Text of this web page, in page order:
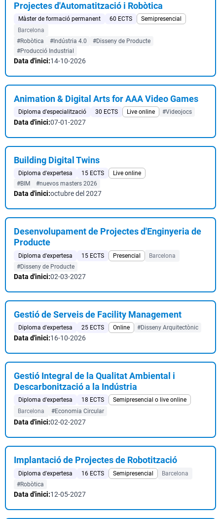
Projectes d'Automatització i Robòtica
Màster de formació permanent 60 ECTS
Semipresencial
Barcelona
#Robòtica
#Indústria 4.0
#Disseny de Producte
#Producció Industrial
Data d'inici:14-10-2026
Animation & Digital Arts for AAA Video Games
Diploma d'especialització 30 ECTS Live online #Videojocs
Data d'inici:07-01-2027
Building Digital Twins
Diploma d'expertesa 15 ECTS
Live online
#BIM
#nuevos masters 2026
Data d'inici:octubre del 2027
Desenvolupament de Projectes d'Enginyeria de
Producte
Diploma d'expertesa 15 ECTS Presencial
Barcelona
#Disseny de Producte
Data d'inici:02-03-2027
Gestió de Serveis de Facility Management
Diploma d'expertesa 25 ECTS Online #Disseny Arquitectònic
Data d'inici:16-10-2026
Gestió Integral de la Qualitat Ambiental i
Descarbonització a la Indústria
Diploma d'expertesa 18 ECTS
Semipresencial o live online
Barcelona
#Economia Circular
Data d'inici:02-02-2027
Implantació de Projectes de Robotització
Diploma d'expertesa 16 ECTS Semipresencial
Barcelona
#Robòtica
Data d'inici:12-05-2027